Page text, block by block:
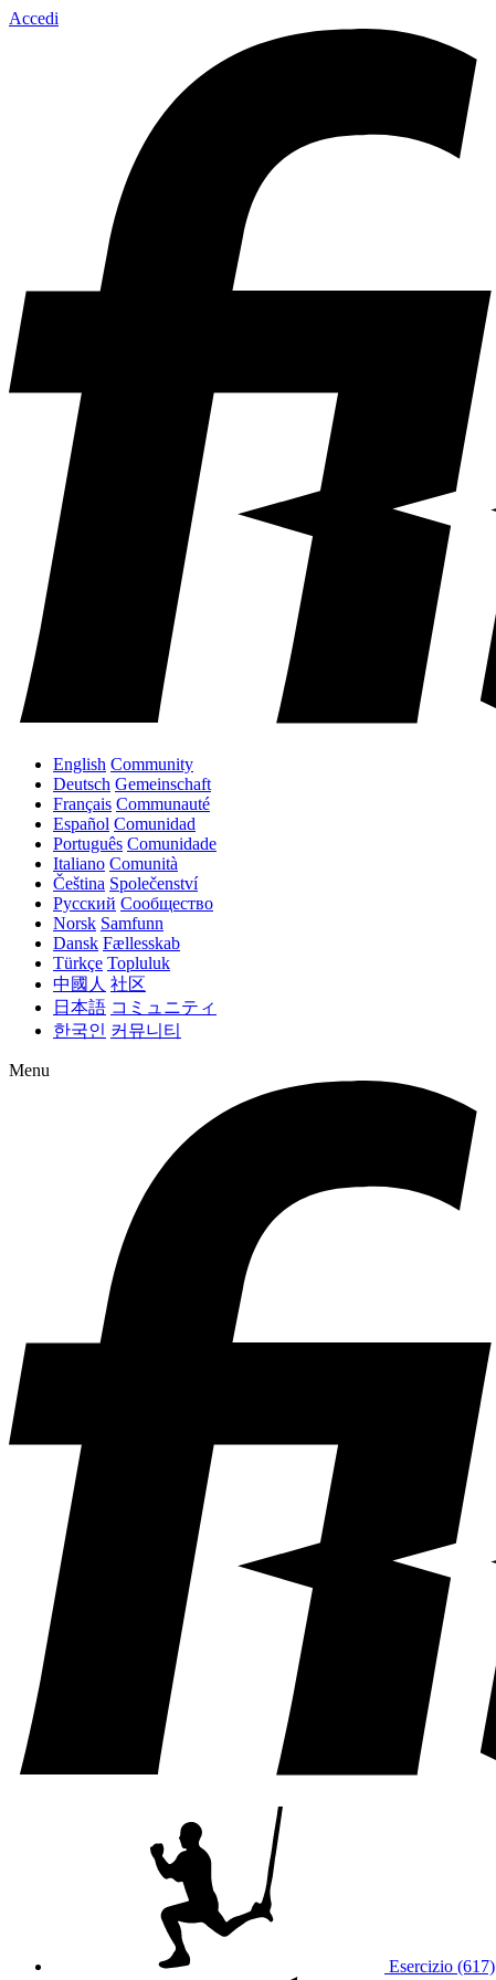
Accedi
English Community
Deutsch Gemeinschaft
Français Communauté
Español Comunidad
Português Comunidade
Italiano Comunità
Čeština Společenství
Русский Сообщество
Norsk Samfunn
Dansk Fællesskab
Türkçe Topluluk
中國人 社区
日本語 コミュニティ
한국인 커뮤니티
Menu
Esercizio (617)